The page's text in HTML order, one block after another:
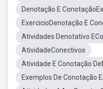
Denotação E
ExercicioDenotação E
Atividades Denotativo
AtividadeConectivos
Atividade E Conotação
Exemplos De Conotação